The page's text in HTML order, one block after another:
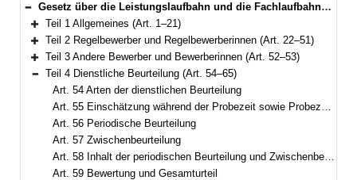
Bereich reduzieren
Gesetz über die Leistungslaufbahn und die Fachlaufbahnen der bayerischen Beamten und Beamtinnen (Leistungslaufbahngesetz – LlbG) Vom 5. August 2010 (GVBl. S. 410, 571) BayRS 2030-1-4-F (Art. 1–71)
Bereich erweitern
Teil 1 Allgemeines (Art. 1–21)
Bereich erweitern
Teil 2 Regelbewerber und Regelbewerberinnen (Art. 22–51)
Bereich erweitern
Teil 3 Andere Bewerber und Bewerberinnen (Art. 52–53)
Bereich reduzieren
Teil 4 Dienstliche Beurteilung (Art. 54–65)
Art. 54 Arten der dienstlichen Beurteilung
Art. 55 Einschätzung während der Probezeit sowie Probezeitbeurteilung
Art. 56 Periodische Beurteilung
Art. 57 Zwischenbeurteilung
Art. 58 Inhalt der periodischen Beurteilung und Zwischenbeurteilung
Art. 59 Bewertung und Gesamturteil